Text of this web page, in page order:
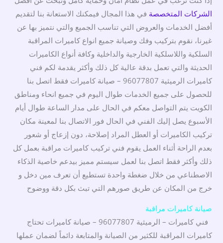
الشركات المتخصصة في هذا المجال فيمكنك الاستعانة بنا لتقديم
أفضل الخدمات والعروض التي تناسب الجميع والتي نتميز بها عن
غيرنا، نقوم بتركيب وفك وصيانة جميع انواع كاميرات المراقبة
السلكية واللاسلكية الخارجية والداخلية وكافة أنواع الكاميرات
الحديثة والتي تعمل بدقة عالية كل ذلك وأكثر يقدمة لكم فني
كاميرات الرميثية 96077807 – صيانة كاميرات فقط اتصل بنا
للحصول على جميع الخدمات طوال اليوم في جميع انحاء ومناطق
الكويت يتم التواصل معكم في الحال على مدار الساعة طوال أيام
الأسبوع يصل إليك الفني في الحال فور الاتصال بنا لمعينة مكان
تركيب الكاميرات أو العطل المراد إصلاحة، دون إزعاج أو شعور
بعدم الراحة أثناء العمل يقوم فني تركيب كاميرات مراقبة بعمل كل
ذلك وأكثر فقط اتصل بنا لعمل سيستم مميز بيدعم خاصية الذكاء
الاصطناعي من خلال ضغطة واحدة تستطيع أن تعرف مين دخل و
خرج من المكان عن طريق صورهم التي تبث بكل دقة ووضوح
صيانة كاميرات مراقبة
فني كاميرات – الرميثية 96077807 – صيانة كاميرات تحتاج
كاميرات المراقبة للكثير من الصيانة والمتابعة دائماً لضمان عملها